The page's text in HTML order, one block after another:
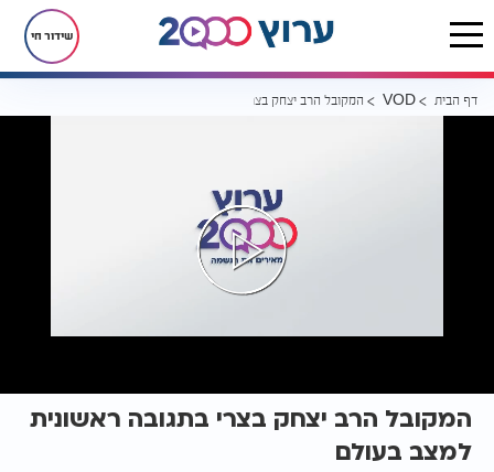
שידור חי
דף הבית VOD המקובל הרב יצחק בצרי בתגובה ראשונית למצב בעולם
המקובל הרב יצחק בצרי בתגובה ראשונית
למצב בעולם